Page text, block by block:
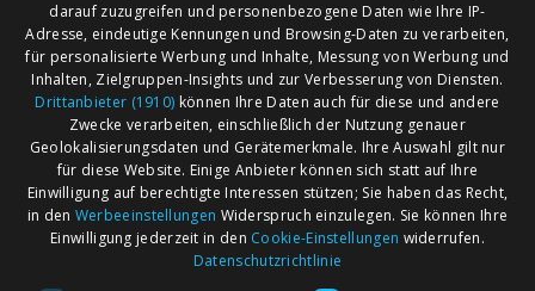
AGB
Impressum
Märkte nach Bundesländern
Märkte nach PLZ
Märkte nach Umkreis
darauf zuzugreifen und personenbezogene Daten wie Ihre IP-
Adresse, eindeutige Kennungen und Browsing-Daten zu verarbeiten,
für personalisierte Werbung und Inhalte, Messung von Werbung und
Inhalten, Zielgruppen-Insights und zur Verbesserung von Diensten.
Drittanbieter (1910) können Ihre Daten auch für diese und andere
Zwecke verarbeiten, einschließlich der Nutzung genauer
Geolokalisierungsdaten und Gerätemerkmale. Ihre Auswahl gilt nur
für diese Website. Einige Anbieter können sich statt auf Ihre
Einwilligung auf berechtigte Interessen stützen; Sie haben das Recht,
in den Werbeeinstellungen Widerspruch einzulegen. Sie können Ihre
Einwilligung jederzeit in den Cookie-Einstellungen widerrufen.
Datenschutzrichtlinie